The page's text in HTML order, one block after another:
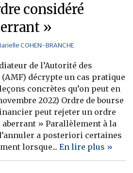
considéré
»
COHEN-BRANCHE
de l’Autorité des
décrypte un cas pratique
concrètes qu’on peut en
2022) Ordre de bourse
peut rejeter un ordre
» Parallèlement à la
a posteriori certaines
lorsque... En lire plus »